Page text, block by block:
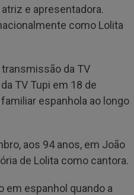
e apresentadora.
como Lolita
da TV
TV Tupi em 18 de
espanhola ao longo
aos 94 anos, em João
de Lolita como cantora.
em espanhol quando a